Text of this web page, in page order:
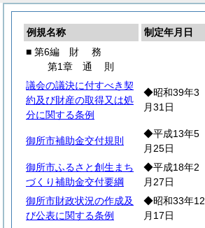
例規名称 制定年月日
■ 第6編 財 務
第1章 通 則
議会の議決に付すべき契
約及び財産の取得又は処
分に関する条例
◆昭和39年3
月31日
御所市補助金交付規則
◆平成13年5
月25日
御所市ふるさと創生まち
づくり補助金交付要綱
◆平成18年2
月27日
御所市財政状況の作成及
び公表に関する条例
◆昭和33年12
月17日